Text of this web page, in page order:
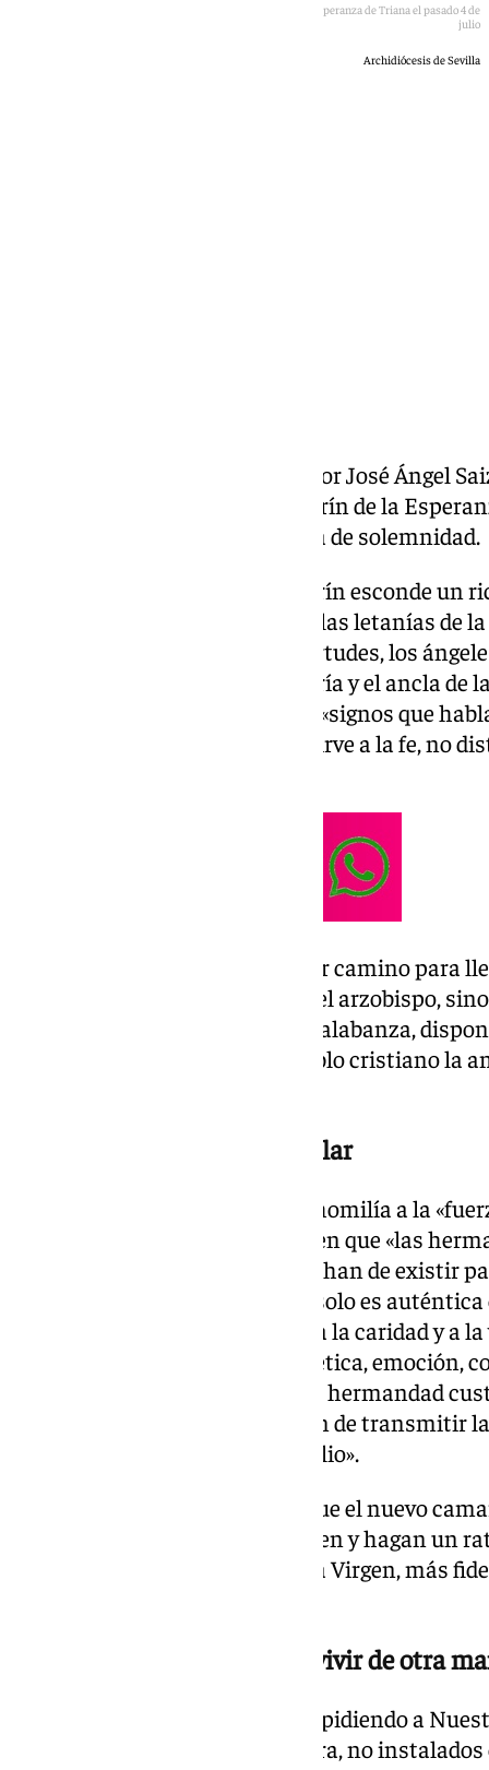
El arzobispo de Sevilla bendiciendo el nuevo camarín de la Esperanza de Triana el pasado 4 de
julio
Archidiócesis de Sevilla
El arzobispo de Sevilla, monseñor José Ángel
sábado 4 de julio el nuevo camarín de la
la Palabra sencilla, pero cargada de solemnidad.
Monseñor destacó que el camarín esconde un
en él puede verse el Magníficat, las letanías de
Concepción, la Asunción, las virtudes, los
de la Escritura, la pureza de María y el ancla de
vacíos», explicó el prelado, sino «signos que
belleza, cuando nace de la fe y sirve a la fe, no
De igual modo, María es el mejor camino para
anuncia a sí misma», comentó el arzobispo,
de Dios. Todo Ella es humildad, alabanza,
Iglesia la venera, por eso el pueblo cristiano la
La misión de la Piedad Popular
Don José Ángel se refirió en su homilía a la
popular. En esta línea, insistió en que «las
escuelas de vida cristiana y que han de existir
recordó que la piedad popular «solo es
conversión a los sacramentos, a la caridad y a
no puede quedar reducida a estética, emoción,
Una hermandad es Iglesia. Una hermandad
pero también tiene la obligación de transmitir
los pobres y anunciar el Evangelio».
Por eso, el arzobispo defendió que el nuevo
fecundo si quienes lo contemplen y hagan un
más amor a Dios, más amor a la Virgen, más
Que la Virgen «nos ayudé a vivir de otra
El prelado continuó su homilía pidiendo a
«nos ayude a vivir de otra manera, no